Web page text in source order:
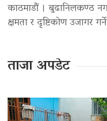
काठमाडौं । बुढानिलकण्ठ
क्षमता र दृष्टिकोण उजागर
ताजा अपडेट